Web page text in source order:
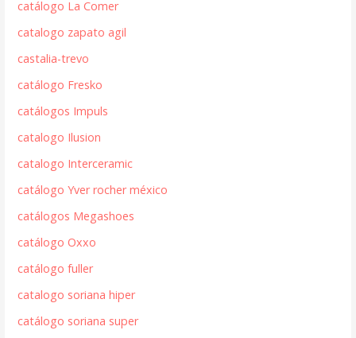
catálogo La Comer
catalogo zapato agil
castalia-trevo
catálogo Fresko
catálogos Impuls
catalogo Ilusion
catalogo Interceramic
catálogo Yver rocher méxico
catálogos Megashoes
catálogo Oxxo
catálogo fuller
catalogo soriana hiper
catálogo soriana super